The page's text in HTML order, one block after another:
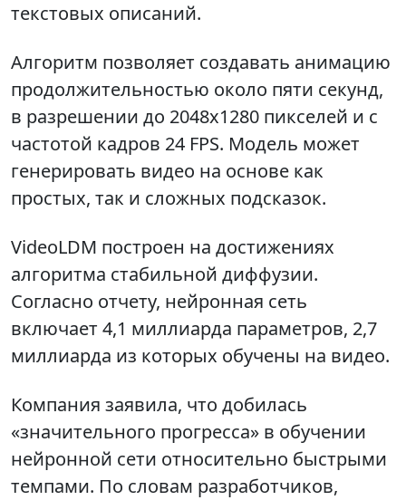
текстовых описаний.
Алгоритм позволяет создавать анимацию
продолжительностью около пяти секунд,
в разрешении до 2048x1280 пикселей и с
частотой кадров 24 FPS. Модель может
генерировать видео на основе как
простых, так и сложных подсказок.
VideoLDM построен на достижениях
алгоритма стабильной диффузии.
Согласно отчету, нейронная сеть
включает 4,1 миллиарда параметров, 2,7
миллиарда из которых обучены на видео.
Компания заявила, что добилась
«значительного прогресса» в обучении
нейронной сети относительно быстрыми
темпами. По словам разработчиков,